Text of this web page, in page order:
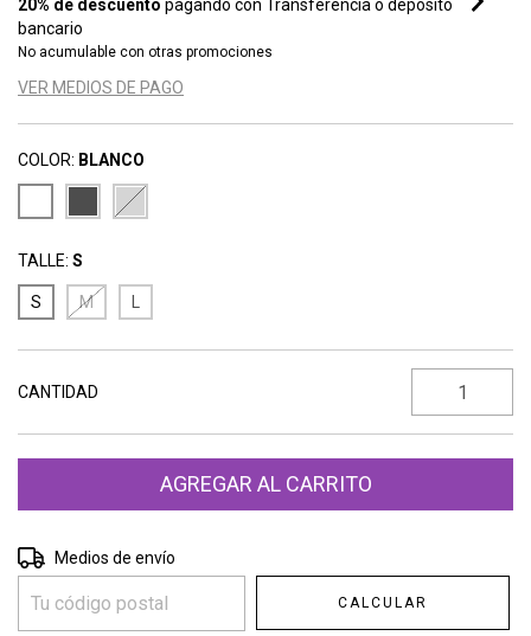
20% de descuento pagando con Transferencia o depósito
bancario
No acumulable con otras promociones
VER MEDIOS DE PAGO
COLOR: BLANCO
TALLE: S
S M
CANTIDAD
Entregas para el CP:
Medios de envío
CALCULAR